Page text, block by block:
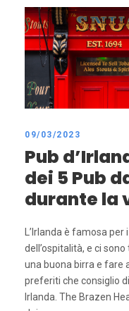
09/03/2023
Pub
dei 5 Pub
durante la
L’Irlanda è famosa per
dell’ospitalità, e ci
una buona birra e fare
preferiti che consiglio
Irlanda. The Brazen